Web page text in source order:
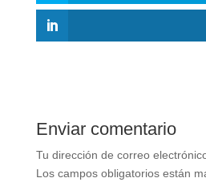
Enviar comentario
Tu dirección de correo
Los campos obligatorios están